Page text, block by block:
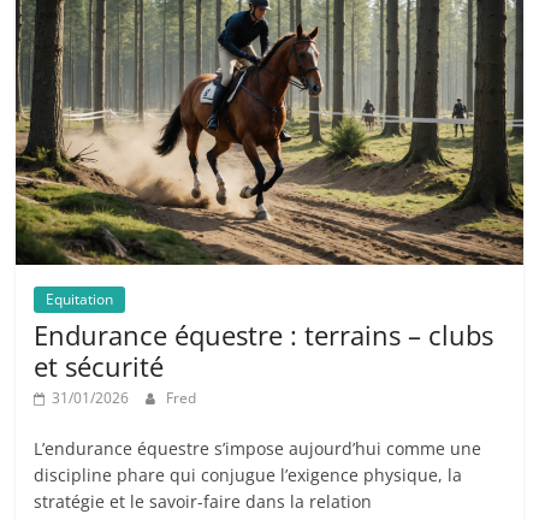
Equitation
Endurance équestre : terrains – clubs
et sécurité
31/01/2026 Fred
L’endurance équestre s’impose aujourd’hui comme une
discipline phare qui conjugue l’exigence physique, la
stratégie et le savoir-faire dans la relation